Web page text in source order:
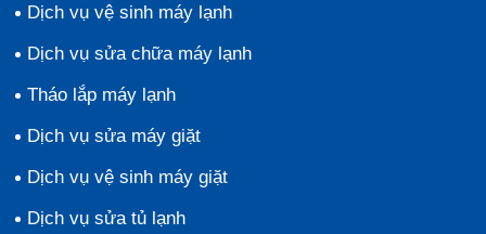
Dịch vụ vệ sinh máy lạnh
Dịch vụ sửa chữa máy lạnh
Tháo lắp máy lạnh
Dịch vụ sửa máy giặt
Dịch vụ vệ sinh máy giặt
Dịch vụ sửa tủ lạnh